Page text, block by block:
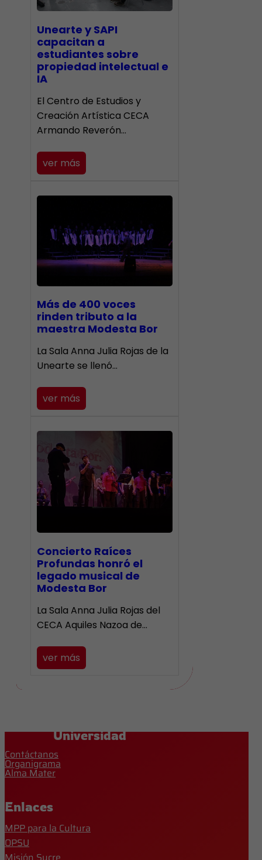
Unearte y SAPI
capacitan a
estudiantes sobre
propiedad intelectual e
IA
El Centro de Estudios y
Creación Artística CECA
Armando Reverón…
ver más
Más de 400 voces
rinden tributo a la
maestra Modesta Bor
​La Sala Anna Julia Rojas de la
Unearte se llenó…
ver más
​Concierto Raíces
Profundas honró el
legado musical de
Modesta Bor
La Sala Anna Julia Rojas del
CECA Aquiles Nazoa de…
ver más
Universidad
Contáctanos
Organigrama
Alma Mater
Enlaces
MPP para la Cultura
OPSU
Misión Sucre